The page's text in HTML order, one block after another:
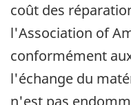
coût des
l'Association of
conformément
l'échange du